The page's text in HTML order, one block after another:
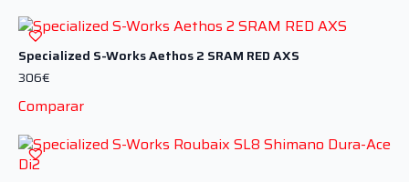
Specialized S-Works Aethos 2 SRAM RED AXS
306€
Comparar